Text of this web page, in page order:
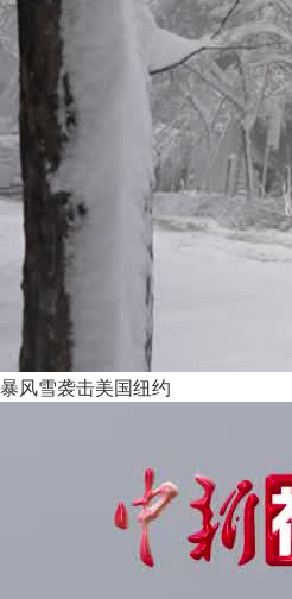
暴风雪袭击美国纽约